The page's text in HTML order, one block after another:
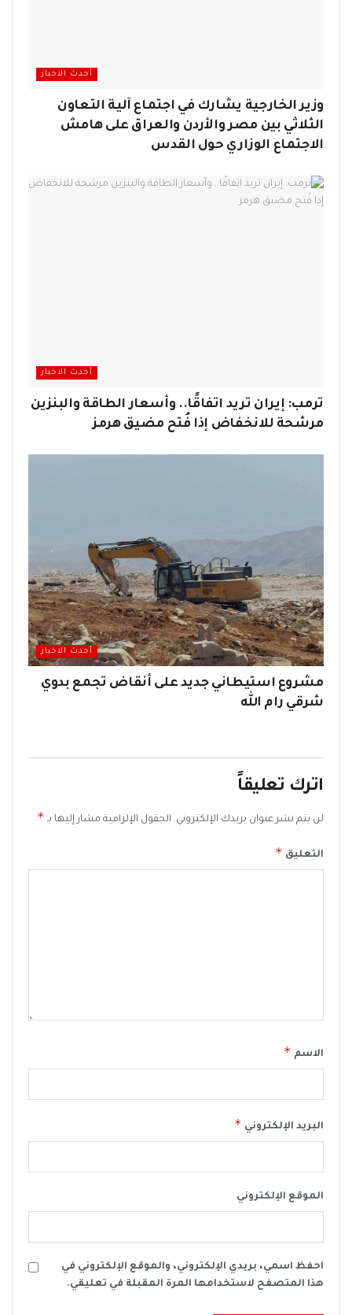
أحدث الاخبار
وزير الخارجية يشارك في اجتماع آلية التعاون
الثلاثي بين مصر والأردن والعراق على هامش
الاجتماع الوزاري حول القدس
أحدث الاخبار
ترمب: إيران تريد اتفاقًا.. وأسعار الطاقة والبنزين
مرشحة للانخفاض إذا فُتح مضيق هرمز
أحدث الاخبار
مشروع استيطاني جديد على أنقاض تجمع بدوي
شرقي رام الله
اترك تعليقاً
لن يتم نشر عنوان بريدك الإلكتروني. الحقول الإلزامية مشار إليها بـ *
التعليق *
الاسم *
البريد الإلكتروني *
الموقع الإلكتروني
احفظ اسمي، بريدي الإلكتروني، والموقع الإلكتروني في
هذا المتصفح لاستخدامها المرة المقبلة في تعليقي.